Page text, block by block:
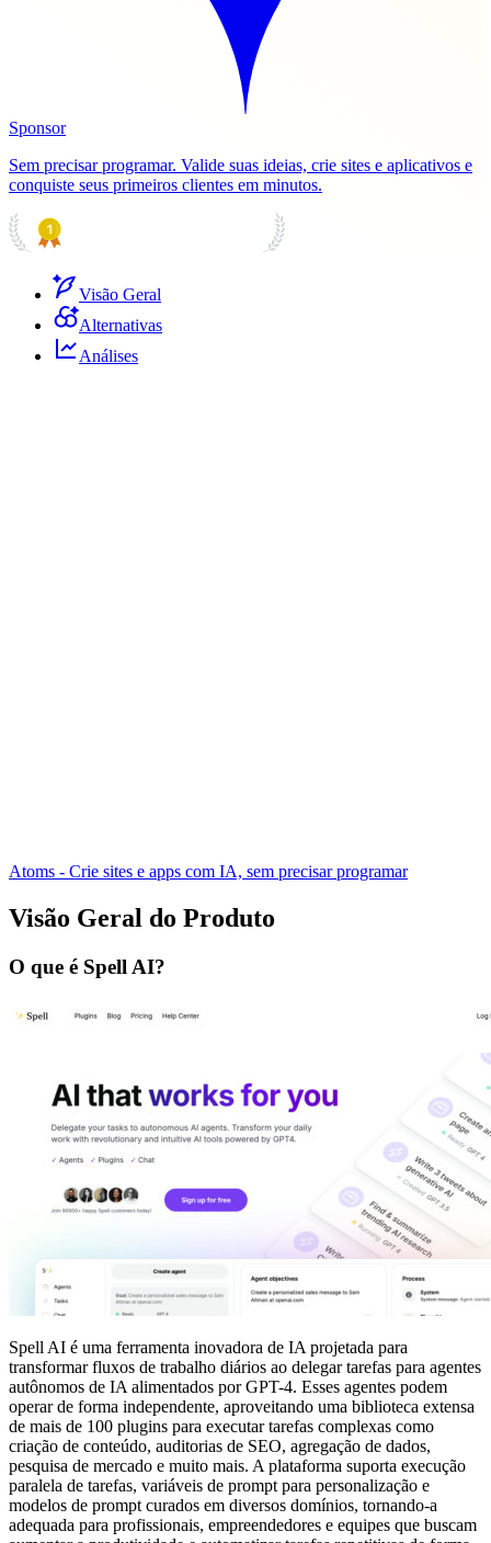
Sponsor
Sem precisar programar. Valide suas ideias, crie sites e aplicativos e
conquiste seus primeiros clientes em minutos.
Visão Geral
Alternativas
Análises
Atoms - Crie sites e apps com IA, sem precisar programar
Visão Geral do Produto
O que é Spell AI?
Spell AI é uma ferramenta inovadora de IA projetada para
transformar fluxos de trabalho diários ao delegar tarefas para agentes
autônomos de IA alimentados por GPT-4. Esses agentes podem
operar de forma independente, aproveitando uma biblioteca extensa
de mais de 100 plugins para executar tarefas complexas como
criação de conteúdo, auditorias de SEO, agregação de dados,
pesquisa de mercado e muito mais. A plataforma suporta execução
paralela de tarefas, variáveis de prompt para personalização e
modelos de prompt curados em diversos domínios, tornando-a
adequada para profissionais, empreendedores e equipes que buscam